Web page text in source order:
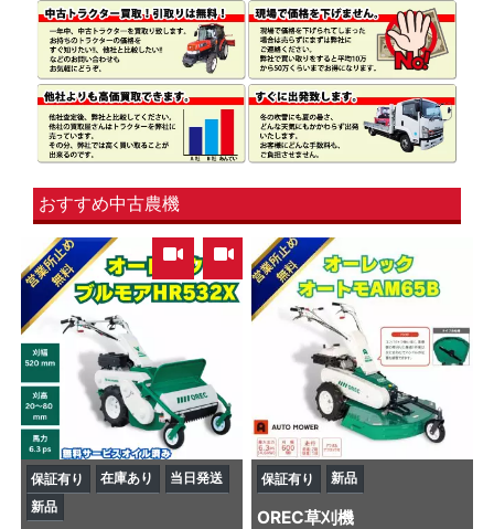
おすすめ中古農機
,
保証有り 在庫あり
当日発送
新品
保証有り 新品
OREC草刈機